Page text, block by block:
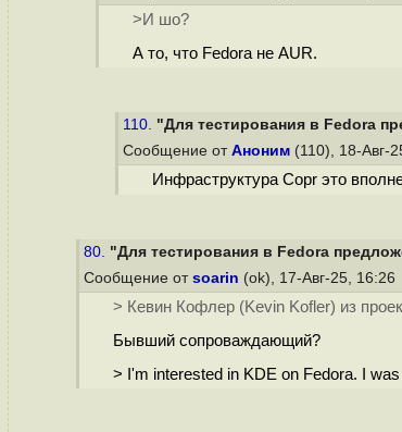
>И шо?
А то, что Fedora не AUR.
110. "Для тестирования в Fedora
Сообщение от Аноним (110), 18-Авг-
Инфраструктура Copr это
80. "Для тестирования в Fedora
Сообщение от soarin (ok), 17-Авг-25, 16:26
> Кевин Кофлер (Kevin Kofler) из
Бывший сопроваждающий?
> I'm interested in KDE on Fedora. I